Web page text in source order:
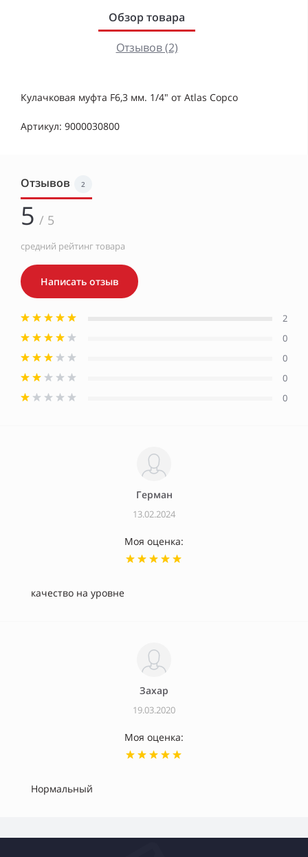
Обзор товара
Отзывов (2)
Кулачковая муфта F6,3 мм. 1/4" от Atlas Copco
Артикул: 9000030800
Отзывов 2
5 / 5
средний рейтинг товара
Написать отзыв
2
0
0
0
0
Герман
13.02.2024
Моя оценка:
качество на уровне
Захар
19.03.2020
Моя оценка:
Нормальный